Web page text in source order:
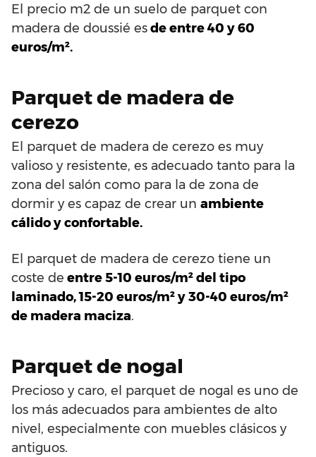
El precio m2 de un suelo de parquet con
madera de doussié esde entre 40 y 60
euros/m².
Parquet de madera de
cerezo
El parquet de madera de cerezo es muy
valioso y resistente, es adecuado tanto para la
zona del salón como para la de zona de
dormir y es capaz de crear un ambiente
cálido y confortable.
El parquet de madera de cerezo tiene un
coste de entre 5-10 euros/m² del tipo
laminado, 15-20 euros/m² y 30-40 euros/m²
de madera maciza.
Parquet de nogal
Precioso y caro, el parquet de nogal es uno de
los más adecuados para ambientes de alto
nivel, especialmente con muebles clásicos y
antiguos.